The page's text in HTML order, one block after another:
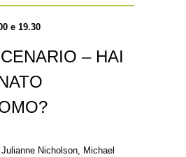
e 19.30
– HAI
Nicholson, Michael